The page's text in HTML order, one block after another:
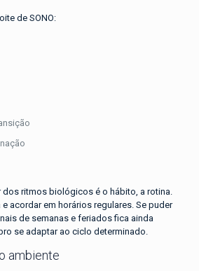
de SONO:
ritmos biológicos é o hábito, a rotina.
e acordar em horários regulares. Se puder
de semanas e feriados fica ainda
se adaptar ao ciclo determinado.
ambiente